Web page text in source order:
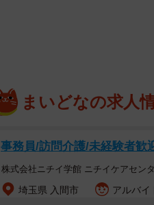
まいどなの求人
事務員/訪問介護/未経験者歓
株式会社ニチイ学館 ニチイケアセン
埼玉県 入間市 アルバイ